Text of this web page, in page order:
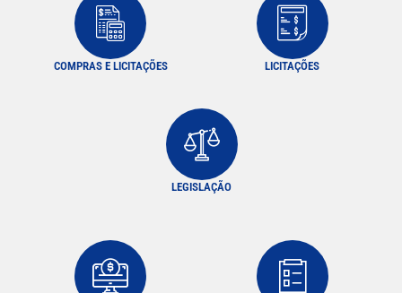
COMPRAS E LICITAÇÕES LICITAÇÕES
LEGISLAÇÃO